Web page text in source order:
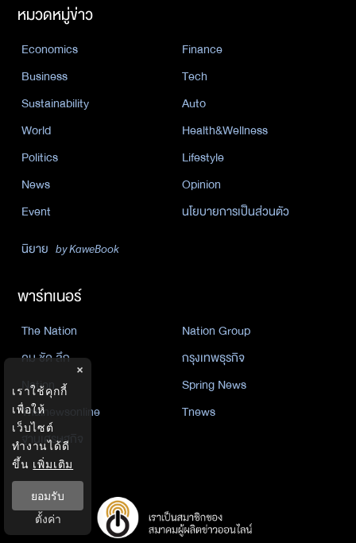
หมวดหมู่ข่าว
Economics
Finance
Business
Tech
Sustainability
Auto
World
Health&Wellness
Politics
Lifestyle
News
Opinion
Event
นโยบายการเป็นส่วนตัว
นิยาย by KaweBook
พาร์ทเนอร์
The Nation
Nation Group
คม ชัด ลึก
กรุงเทพธุรกิจ
Nation
Spring News
Thainewsonline
Tnews
ฐานเศรษฐกิจ
×
เราใช้คุกกี้
เพื่อให้
เว็บไซต์
ทำงานได้ดี
ขึ้น เพิ่มเติม
ยอมรับ
ตั้งค่า